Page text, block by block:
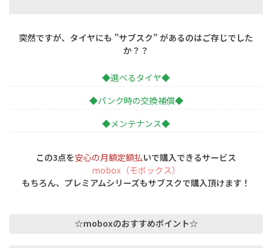
突然ですが、タイヤにも ”サブスク” があるのはご存じでした
か？？
◆選べるタイヤ◆
◆パンク時の交換補償◆
◆メンテナンス◆
この3点を安心の月額定額払いで購入できるサービス
mobox（モボックス）
もちろん、プレミアムシリーズもサブスクで購入頂けます！
☆moboxのおすすめポイント☆